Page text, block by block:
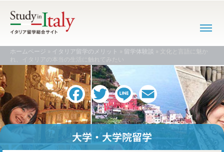
ホームページ » イタリア留学のメリット » 留学体験談 » 文化と言語に魅か
れ、イタリアの本当の生活に触れてみたい
FacebookTwitterLine Email
大学・大学院留学